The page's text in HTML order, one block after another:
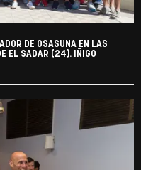
DE OSASUNA EN LAS
EL SADAR (24). IÑIGO